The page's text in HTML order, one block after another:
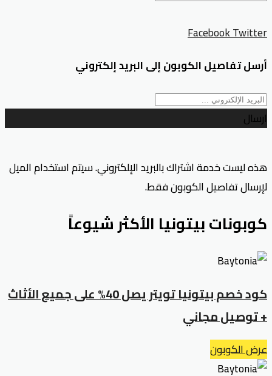
FacebookTwitter
أرسل تفاصيل الكوبون إلى البريد إلكتروني
ارسال
هذه ليست خدمة اشتراك بالبريد الإلكتروني. سيتم استخدام الميل
لإرسال تفاصيل الكوبون فقط.
كوبونات بيتونيا الأكثر شيوعاً
كود خصم بيتونيا تويتر يصل 40% على جميع الأثاث
+ توصيل مجاني
عرض الكوبون